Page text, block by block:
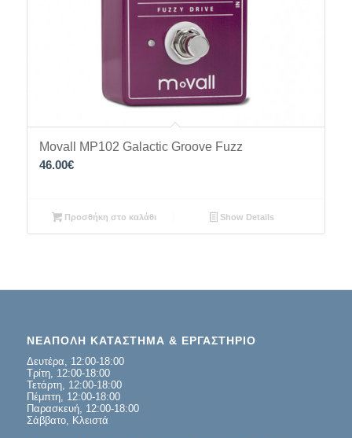
Movall MP102 Galactic Groove Fuzz
46.00€
Προσθήκη στο καλάθι Show Details
ΝΕΑΠΟΛΗ ΚΑΤΑΣΤΗΜΑ & ΕΡΓΑΣΤΗΡΙΟ
Δευτέρα, 12:00-18:00
Τρίτη, 12:00-18:00
Τετάρτη, 12:00-18:00
Πέμπτη, 12:00-18:00
Παρασκευή, 12:00-18:00
Σάββατο, Κλειστά